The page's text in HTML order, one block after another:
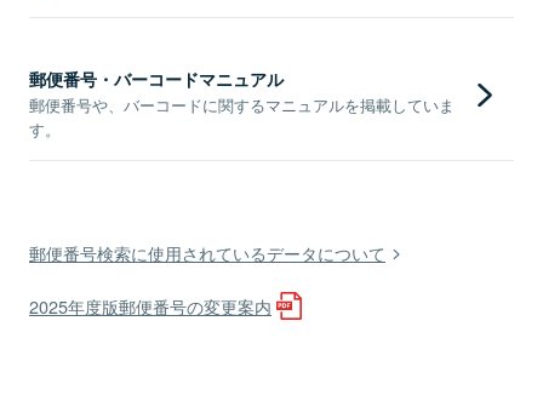
郵便番号・バーコードマニュアル
郵便番号や、バーコードに関するマニュアルを掲載していま
す。
郵便番号検索に使用されているデータについて
2025年度版郵便番号の変更案内